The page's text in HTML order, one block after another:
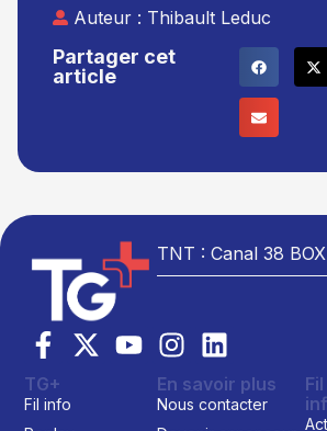
Partager cet
article
Auteur : Thibault Leduc
TNT : Canal 38
TG+
Fil info
En savoir plus
Nous contacter
Fil